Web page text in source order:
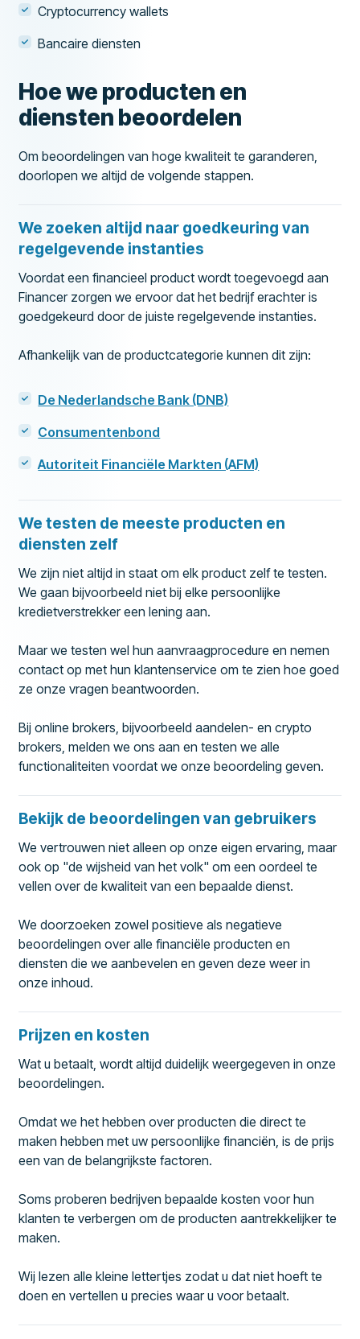
Cryptocurrency wallets
Bancaire diensten
Hoe we producten en
diensten beoordelen
Om beoordelingen van hoge kwaliteit te garanderen,
doorlopen we altijd de volgende stappen.
We zoeken altijd naar goedkeuring van
regelgevende instanties
Voordat een financieel product wordt toegevoegd aan
Financer zorgen we ervoor dat het bedrijf erachter is
goedgekeurd door de juiste regelgevende instanties.
Afhankelijk van de productcategorie kunnen dit zijn:
De Nederlandsche Bank (DNB)
Consumentenbond
Autoriteit Financiële Markten (AFM)
We testen de meeste producten en
diensten zelf
We zijn niet altijd in staat om elk product zelf te testen.
We gaan bijvoorbeeld niet bij elke persoonlijke
kredietverstrekker een lening aan.
Maar we testen wel hun aanvraagprocedure en nemen
contact op met hun klantenservice om te zien hoe goed
ze onze vragen beantwoorden.
Bij online brokers, bijvoorbeeld aandelen- en crypto
brokers, melden we ons aan en testen we alle
functionaliteiten voordat we onze beoordeling geven.
Bekijk de beoordelingen van gebruikers
We vertrouwen niet alleen op onze eigen ervaring, maar
ook op "de wijsheid van het volk" om een oordeel te
vellen over de kwaliteit van een bepaalde dienst.
We doorzoeken zowel positieve als negatieve
beoordelingen over alle financiële producten en
diensten die we aanbevelen en geven deze weer in
onze inhoud.
Prijzen en kosten
Wat u betaalt, wordt altijd duidelijk weergegeven in onze
beoordelingen.
Omdat we het hebben over producten die direct te
maken hebben met uw persoonlijke financiën, is de prijs
een van de belangrijkste factoren.
Soms proberen bedrijven bepaalde kosten voor hun
klanten te verbergen om de producten aantrekkelijker te
maken.
Wij lezen alle kleine lettertjes zodat u dat niet hoeft te
doen en vertellen u precies waar u voor betaalt.